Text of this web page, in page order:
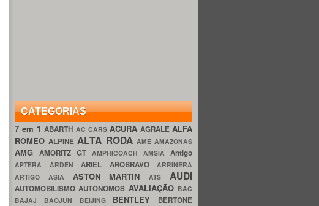
CATEGORIAS
7 em 1ABARTH AC CARS ACURA AGRALE ALFA
ROMEOALPINEALTA RODA AME AMAZONAS
AMG AMORITZ GT AMPHICOACH AMSIA Antigo
APTERA ARDEN ARIEL ARQBRAVO ARRINERA
ARTIGO ASIA ASTON MARTINATS AUDI
AUTOMOBILISMOAUTÔNOMOS AVALIAÇÃO BAC
BAJAJ BAOJUN BEIJING BENTLEY BERTONE